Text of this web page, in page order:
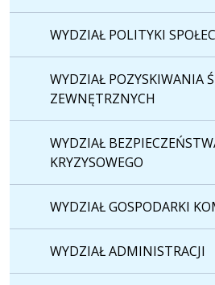
WYDZIAŁ POLITYKI
WYDZIAŁ POZYSKIWANIA
ZEWNĘTRZNYCH
WYDZIAŁ
KRYZYSOWEGO
WYDZIAŁ GOSPODARKI
WYDZIAŁ ADMINISTRACJI